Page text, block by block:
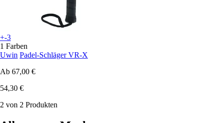
+-3
1 Farben
Uwin Padel-Schläger VR-X
Ab 67,00 €
54,30 €
2 von 2 Produkten